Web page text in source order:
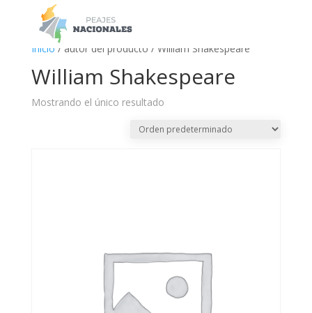
Inicio / autor del producto / William Shakespeare
William Shakespeare
Mostrando el único resultado